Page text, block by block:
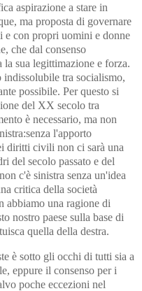
aspirazione a stare in
ma proposta di governare
e con propri uomini e donne
che dal consenso
la sua legittimazione e forza.
indissolubile tra socialismo,
possibile. Per questo si
del XX secolo tra
è necessario, ma non
l'apporto
diritti civili non ci sarà una
del secolo passato e del
c'è sinistra senza un'idea
critica della società
abbiamo una ragione di
nostro paese sulla base di
quella della destra.
è sotto gli occhi di tutti sia a
eppure il consenso per i
poche eccezioni nel